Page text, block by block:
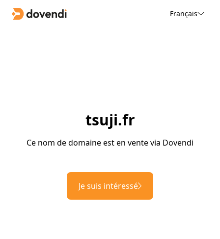
Français
tsuji.fr
Ce nom de domaine est en vente via Dovendi
Je suis intéressé